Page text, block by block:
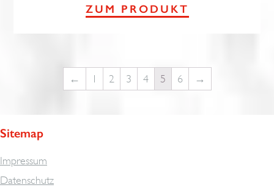
ZUM PRODUKT
← 1 2 3 4 5 6 →
Sitemap
Impressum
Datenschutz